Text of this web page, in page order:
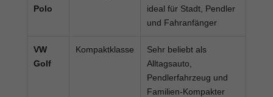
Polo
ideal für Stadt, Pendler
und Fahranfänger
VW
Golf
Kompaktklasse
Sehr beliebt als
Alltagsauto,
Pendlerfahrzeug und
Familien-Kompakter